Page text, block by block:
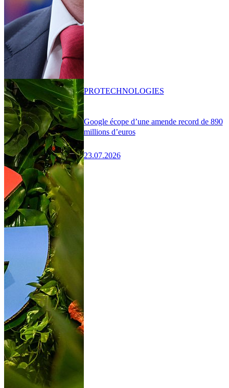
Google écope d’une amende record de 890
millions d’euros
23.07.2026
PROTECHNOLOGIES